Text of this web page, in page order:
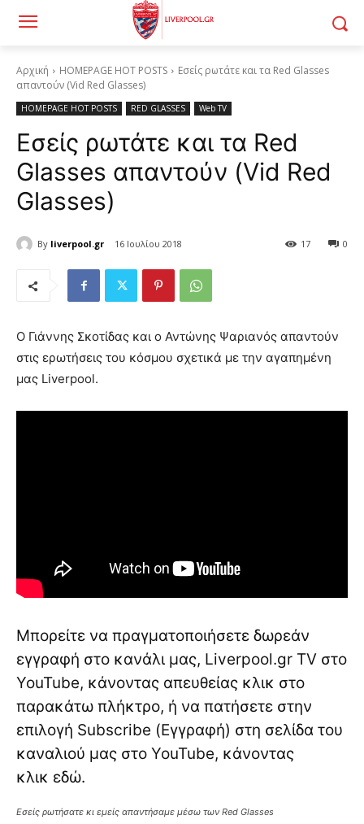
Αρχική HOMEPAGE HOT POSTS
Εσείς ρωτάτε και τα Red Glasses
απαντούν (Vid Red Glasses)
HOMEPAGE HOT POSTS RED GLASSES Web TV
Εσείς ρωτάτε και τα Red
Glasses απαντούν (Vid Red
Glasses)
By liverpool.gr 16 Ιουλίου 2018 0
17
Ο Γιάννης Σκοτίδας και ο Αντώνης Ψαριανός απαντούν
στις ερωτήσεις του κόσμου σχετικά με την αγαπημένη
μας Liverpool.
Μπορείτε να πραγματοποιήσετε δωρεάν
εγγραφή στο κανάλι μας, Liverpool.gr TV στο
YouTube, κάνοντας απευθείας κλικ στο
παρακάτω πλήκτρο, ή να πατήσετε στην
επιλογή Subscribe (Εγγραφή) στη σελίδα του
καναλιού μας στο YouTube, κάνοντας
κλικ εδώ.
Εσείς ρωτήσατε κι εμείς απαντήσαμε μέσω των Red Glasses